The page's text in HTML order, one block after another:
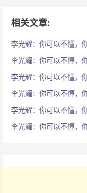
相关文章:
李光耀：你可以不懂，
李光耀：你可以不懂，
李光耀：你可以不懂，
李光耀：你可以不懂，
李光耀：你可以不懂，
李光耀：你可以不懂，